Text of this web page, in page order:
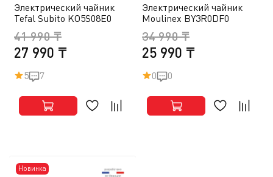
Электрический чайник
Tefal Subito KO5S08E0
27 990 ₸
41 990 ₸
5 7
Электрический чайник
Moulinex BY3R0DF0
25 990 ₸
34 990 ₸
0 0
Новинка